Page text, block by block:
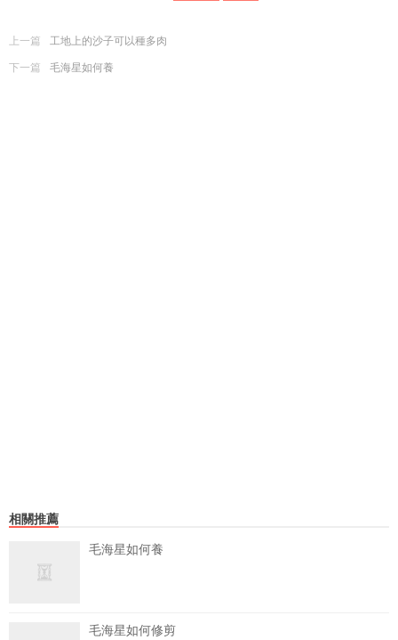
上一篇
工地上的沙子可以種多肉
下一篇
毛海星如何養
相關推薦
毛海星如何養
毛海星如何修剪